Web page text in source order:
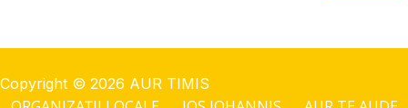
Copyright © 2026 AUR TIMIS